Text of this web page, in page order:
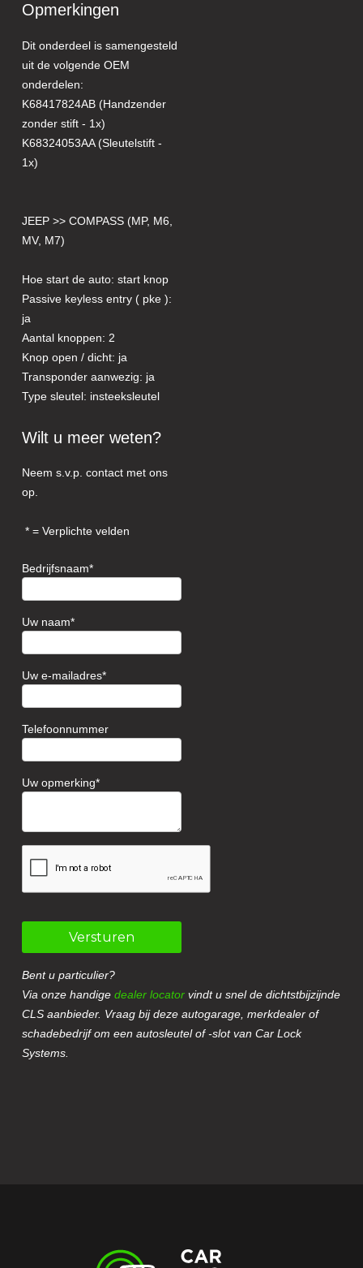
Opmerkingen
Dit onderdeel is samengesteld
uit de volgende OEM
onderdelen:
K68417824AB (Handzender
zonder stift - 1x)
K68324053AA (Sleutelstift -
1x)
JEEP >> COMPASS (MP, M6,
MV, M7)
Hoe start de auto: start knop
Passive keyless entry ( pke ):
ja
Aantal knoppen: 2
Knop open / dicht: ja
Transponder aanwezig: ja
Type sleutel: insteeksleutel
Wilt u meer weten?
Neem s.v.p. contact met ons
op.
= Verplichte velden
Bedrijfsnaam
Uw naam
Uw e-mailadres
Telefoonnummer
Uw opmerking
Versturen
Bent u particulier?
Via onze handigedealer locator vindt u snel de dichtstbijzijnde
CLS aanbieder. Vraag bij deze autogarage, merkdealer of
schadebedrijf om een autosleutel of -slot van Car Lock
Systems.